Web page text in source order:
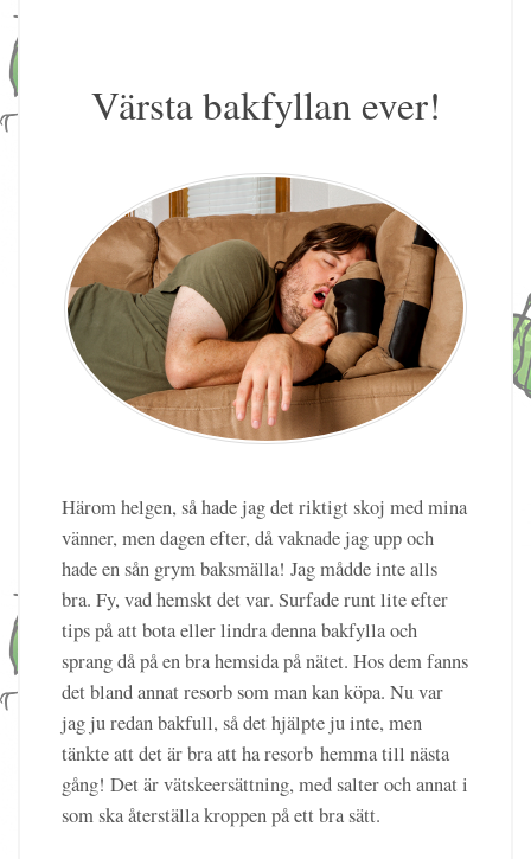
Värsta bakfyllan ever!
Härom helgen, så hade jag det riktigt skoj med mina
vänner, men dagen efter, då vaknade jag upp och
hade en sån grym baksmälla! Jag mådde inte alls
bra. Fy, vad hemskt det var. Surfade runt lite efter
tips på att bota eller lindra denna bakfylla och
sprang då på en bra hemsida på nätet. Hos dem fanns
det bland annat resorb som man kan köpa. Nu var
jag ju redan bakfull, så det hjälpte ju inte, men
tänkte att det är bra att ha resorb hemma till nästa
gång! Det är vätskeersättning, med salter och annat i
som ska återställa kroppen på ett bra sätt.